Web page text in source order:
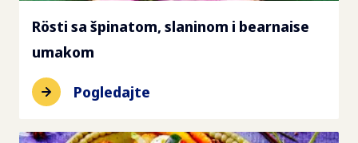
Rösti sa špinatom, slaninom i bearnaise
umakom
Pogledajte